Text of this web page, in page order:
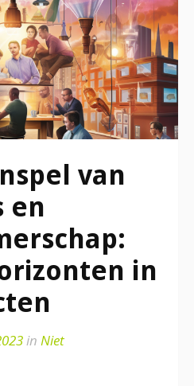
van
en
in
in Niet